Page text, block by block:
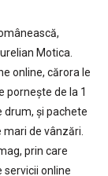
Motica.
online, cărora le
pornește de la 1
drum, și pachete
de vânzări.
prin care
online